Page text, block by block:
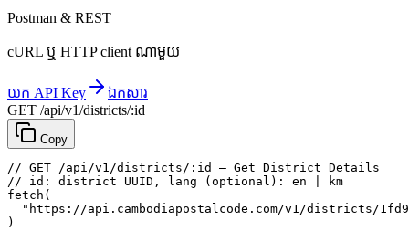
Postman & REST
cURL ឬ HTTP client ណាមួយ
យក API Key
ឯកសារ
GET /api/v1/districts/:id
Copy
// GET /api/v1/districts/:id — Get District Details
// id: district UUID, lang (optional): en | km
fetch (
"https://api.cambodiapostalcode.com/v1/districts/
)